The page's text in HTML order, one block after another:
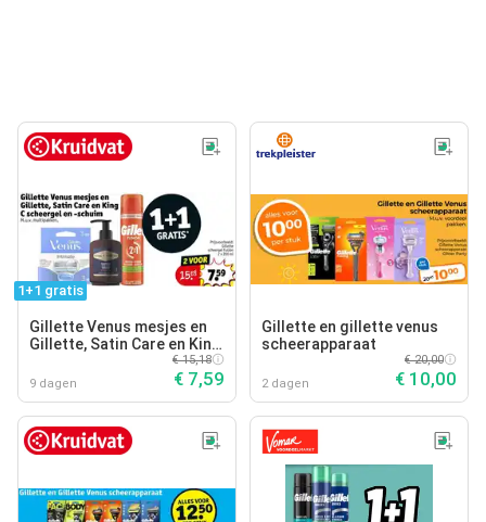
1+1 gratis
Gillette Venus mesjes en
Gillette, Satin Care en King
C scheergel en schuim
9 dagen
€ 15,18
€ 7,59
Gillette en gillette venus
scheerapparaat
2 dagen
€ 20,00
€ 10,00